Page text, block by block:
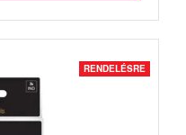
RENDELÉSRE